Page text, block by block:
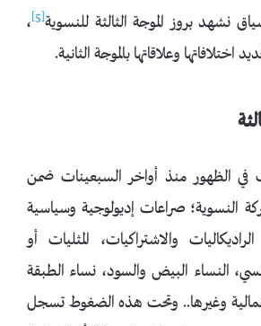
نشهد بروز الموجة الثالثة للنسوية[5]
،
اختلافاتها وعلاقاتها بالموجة الثانية.
في الظهور منذ أواخر السبعينات ضمن
النسوية؛ صراعات إديولوجية وسياسية
والاشتراكيات، المثليات أو
النساء البيض والسود، نساء الطبقة
وغيرها.. وتحت هذه الضغوط تسجل